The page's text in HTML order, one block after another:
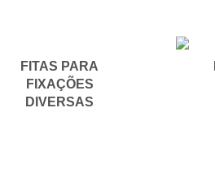
FITAS PARA
FIXAÇÕES
DIVERSAS